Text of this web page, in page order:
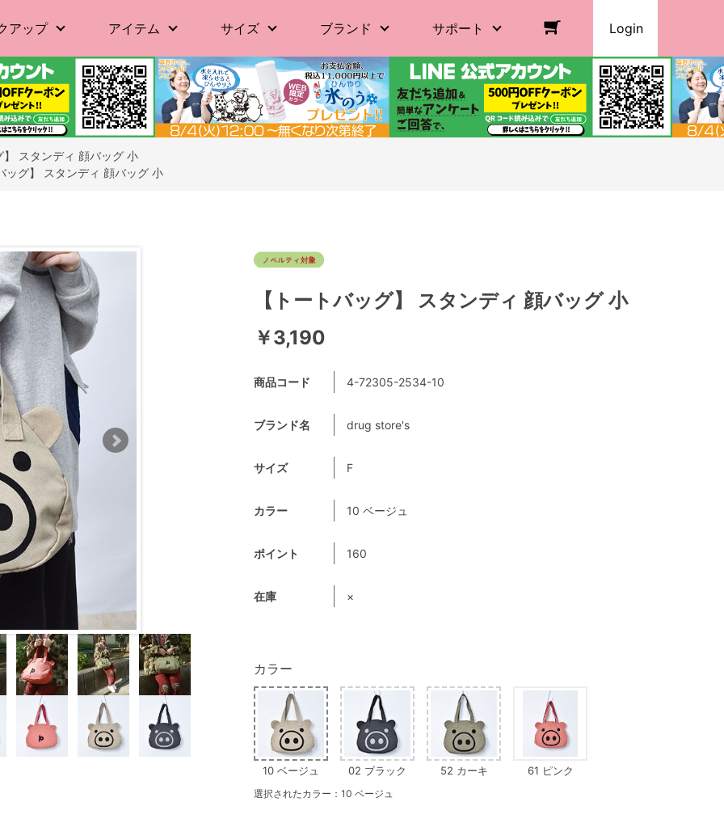
アップ アイテム サイズ ブランド サポート Login
】 スタンディ 顔バッグ 小
ッグ】 スタンディ 顔バッグ 小
【トートバッグ】 スタンディ 顔バッグ 小
￥3,190
商品コード 4-72305-2534-10
ブランド名 drug store's
サイズ F
カラー 10 ベージュ
ポイント 160
在庫 ×
カラー
10 ベージュ 02 ブラック 52 カーキ 61 ピンク
選択されたカラー：10 ベージュ